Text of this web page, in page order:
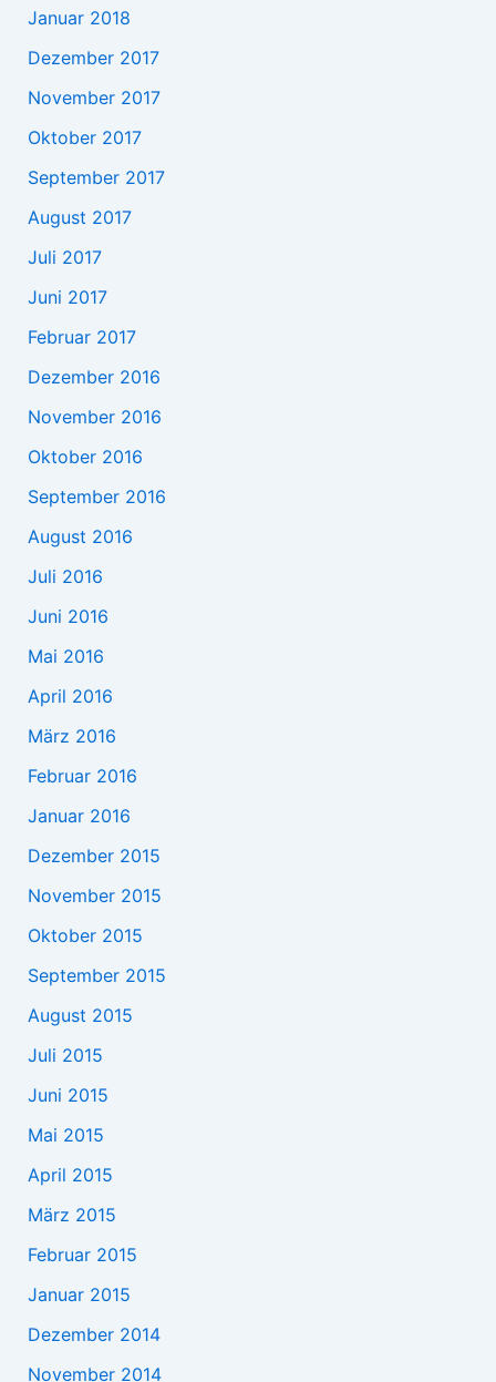
Januar 2018
Dezember 2017
November 2017
Oktober 2017
September 2017
August 2017
Juli 2017
Juni 2017
Februar 2017
Dezember 2016
November 2016
Oktober 2016
September 2016
August 2016
Juli 2016
Juni 2016
Mai 2016
April 2016
März 2016
Februar 2016
Januar 2016
Dezember 2015
November 2015
Oktober 2015
September 2015
August 2015
Juli 2015
Juni 2015
Mai 2015
April 2015
März 2015
Februar 2015
Januar 2015
Dezember 2014
November 2014